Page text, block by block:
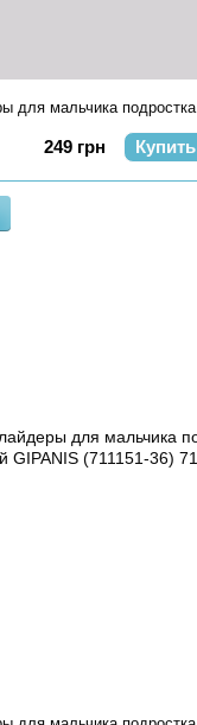
249 грн Купить